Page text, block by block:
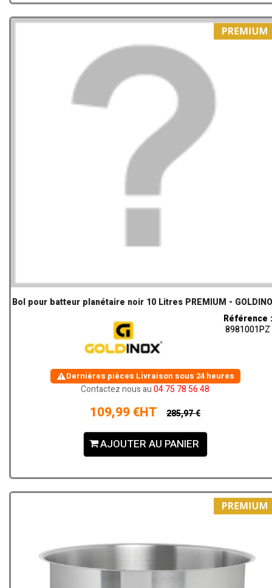
Bol pour batteur planétaire noir 10 Litres PREMIUM -
Référence :
8981001PZ
Dernières pièces Livraison sous 24 heures
Contactez nous au04 75 78 56 48
109,99 €HT 285,97 €
AJOUTER AU PANIER